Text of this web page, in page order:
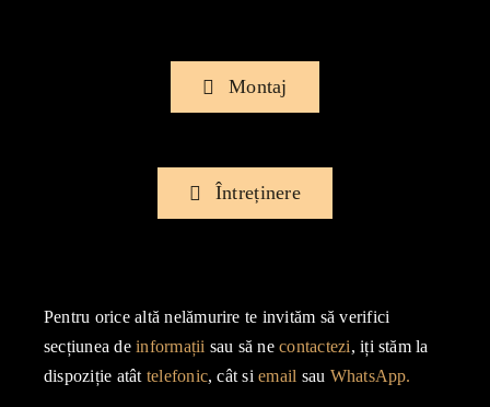
Montaj
Întreținere
Pentru orice altă nelămurire te invităm să verifici
secțiunea deinformații sau să necontactezi, iți stăm la
dispoziție atât telefonic, cât siemail sau WhatsApp.